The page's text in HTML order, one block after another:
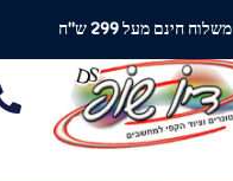
משלוח חינם מעל 299 ש"ח